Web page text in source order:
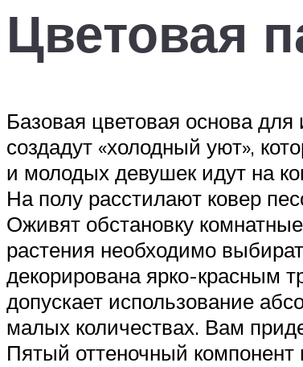
Цветовая
Базовая цветовая основа
создадут «холодный уют»,
и молодых девушек идут на
На полу расстилают ковер
Оживят обстановку
растения необходимо
декорирована ярко-красным
допускает использование
малых количествах. Вам
Пятый оттеночный